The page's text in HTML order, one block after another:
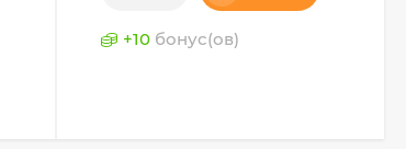
+10 бонус(ов)